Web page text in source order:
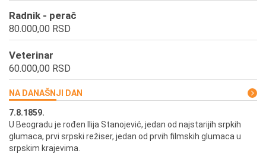
Radnik - perač
80.000,00 RSD
Veterinar
60.000,00 RSD
NA DANAŠNJI DAN
7.8.1859.
U Beogradu je rođen Ilija Stanojević, jedan od najstarijih srpkih
glumaca, prvi srpski režiser, jedan od prvih filmskih glumaca u
srpskim krajevima.